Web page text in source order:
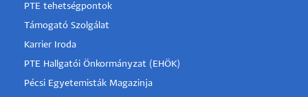
PTE tehetségpontok
Támogató Szolgálat
Karrier Iroda
PTE Hallgatói Önkormányzat (EHÖK)
Pécsi Egyetemisták Magazinja